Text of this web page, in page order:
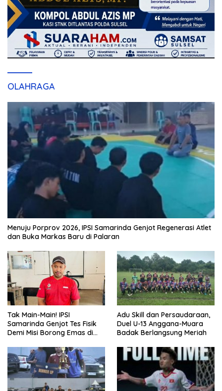
OLAHRAGA
Menuju Porprov 2026, IPSI Samarinda Genjot Regenerasi Atlet
dan Buka Markas Baru di Palaran
Tak Main-Main! IPSI
Samarinda Genjot Tes Fisik
Demi Misi Borong Emas di
Adu Skill dan Persaudaraan,
Duel U-13 Anggana-Muara
Badak Berlangsung Meriah